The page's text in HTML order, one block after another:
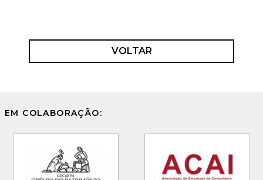
VOLTAR
EM COLABORAÇÃO: